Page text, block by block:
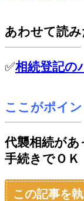
あわせて読
✅相続登記の
ここがポイン
代襲相続が
手続きでＯＫ
この記事を